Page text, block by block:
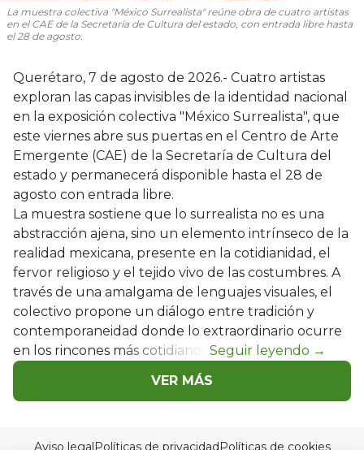
La muestra colectiva "México Surrealista" reúne obra de cuatro artistas
en el CAE de la Secretaría de Cultura del estado, con entrada libre hasta
el 28 de agosto.
Querétaro, 7 de agosto de 2026.- Cuatro artistas
exploran las capas invisibles de la identidad nacional
en la exposición colectiva "México Surrealista", que
este viernes abre sus puertas en el Centro de Arte
Emergente (CAE) de la Secretaría de Cultura del
estado y permanecerá disponible hasta el 28 de
agosto con entrada libre.
La muestra sostiene que lo surrealista no es una
abstracción ajena, sino un elemento intrínseco de la
realidad mexicana, presente en la cotidianidad, el
fervor religioso y el tejido vivo de las costumbres. A
través de una amalgama de lenguajes visuales, el
colectivo propone un diálogo entre tradición y
contemporaneidad donde lo extraordinario ocurre
en los rincones más cotidianos.
VER MÁS
Aviso legalPolíticas de privacidadPolíticas de cookies